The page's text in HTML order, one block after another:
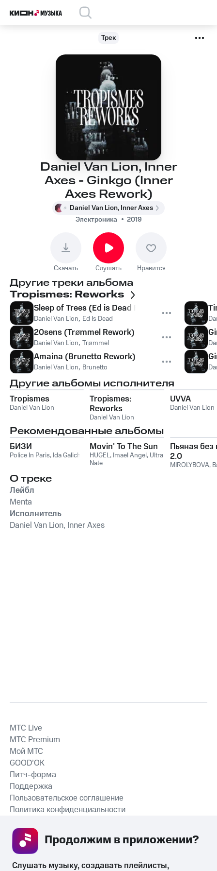
Трек
Daniel Van Lion, Inner
Axes - Ginkgo (Inner
Axes Rework)
Daniel Van Lion, Inner Axes
Электроника
2019
Скачать Слушать Нравится
Другие треки альбома
Tropismes: Reworks
Sleep of Trees (Ed is Dead Rework)
Daniel Van Lion, Ed Is Dead
20sens (Trømmel Rework)
Daniel Van Lion, Trømmel
Amaina (Brunetto Rework)
Daniel Van Lion, Brunetto
Другие альбомы исполнителя
Tropismes
Daniel Van Lion
Tropismes:
Reworks
Daniel Van Lion
UVVA
Daniel Van Lion
Рекомендованные альбомы
БИЗИ
Police In Paris, Ida Galich
Movin' To The Sun
HUGEL, Imael Angel, Ultra
Nate
Пьяная без
2.0
MIROLYBOVA,
О треке
Лейбл
Menta
Исполнитель
Daniel Van Lion, Inner Axes
СКАЧАТЬ ПРИЛОЖЕНИЕ
MTС Live
MTС Premium
Мой МТС
GOOD’OK
Питч-форма
Поддержка
Пользовательское соглашение
Политика конфиденциальности
Слушать музыку, создавать плейлисты,